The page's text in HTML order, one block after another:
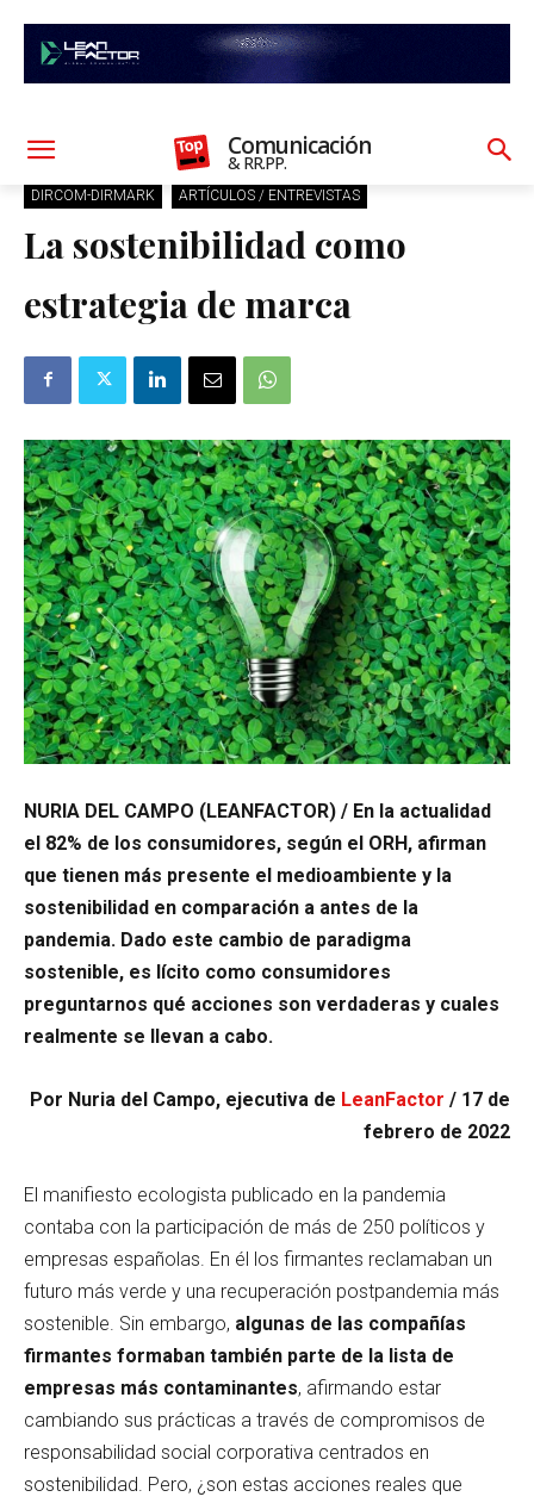
Comunicación
& RR.PP.
DIRCOM-DIRMARK ARTÍCULOS / ENTREVISTAS
La sostenibilidad como
estrategia de marca
NURIA DEL CAMPO (LEANFACTOR) / En la actualidad
el 82% de los consumidores, según el ORH, afirman
que tienen más presente el medioambiente y la
sostenibilidad en comparación a antes de la
pandemia. Dado este cambio de paradigma
sostenible, es lícito como consumidores
preguntarnos qué acciones son verdaderas y cuales
realmente se llevan a cabo.
Por Nuria del Campo, ejecutiva de LeanFactor / 17 de
febrero de 2022
El manifiesto ecologista publicado en la pandemia
contaba con la participación de más de 250 políticos y
empresas españolas. En él los firmantes reclamaban un
futuro más verde y una recuperación postpandemia más
sostenible. Sin embargo, algunas de las compañías
firmantes formaban también parte de la lista de
empresas más contaminantes, afirmando estar
cambiando sus prácticas a través de compromisos de
responsabilidad social corporativa centrados en
sostenibilidad. Pero, ¿son estas acciones reales que